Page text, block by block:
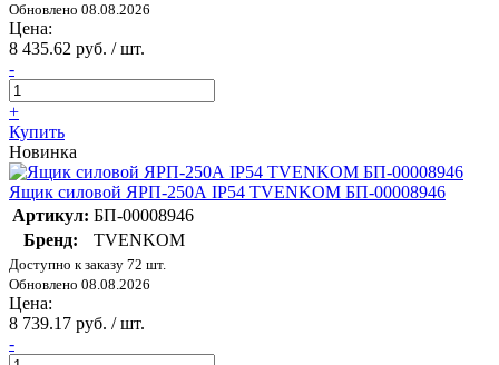
Обновлено 08.08.2026
Цена:
8 435.62 руб. / шт.
-
+
Купить
Новинка
Ящик силовой ЯРП-250А IP54 TVENKOM БП-00008946
Артикул: БП-00008946
Бренд:
TVENKOM
Доступно к заказу 72 шт.
Обновлено 08.08.2026
Цена:
8 739.17 руб. / шт.
-